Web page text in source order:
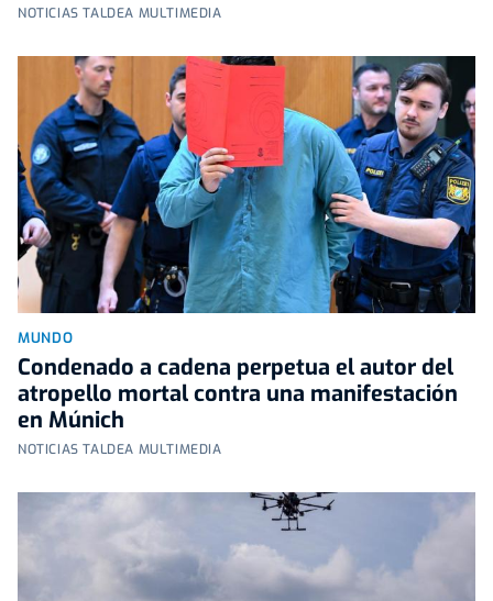
NOTICIAS TALDEA MULTIMEDIA
MUNDO
Condenado a cadena perpetua el autor del
atropello mortal contra una manifestación
en Múnich
NOTICIAS TALDEA MULTIMEDIA